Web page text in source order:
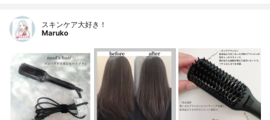
スキンケア大好き！
Maruko